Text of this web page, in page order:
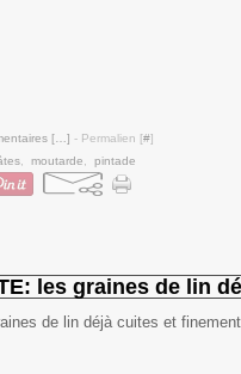
[ ] - Permalien [#]
moutarde pintade
les graines de lin